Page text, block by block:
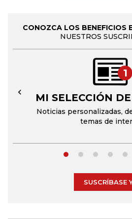
CONOZCA LOS BENEFICIOS
NUESTROS
1
MI SELECCIÓN
Noticias personalizadas,
temas de
←
SUSCRÍBASE